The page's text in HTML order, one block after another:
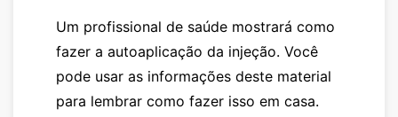
Um profissional de saúde mostrará como
fazer a autoaplicação da injeção. Você
pode usar as informações deste material
para lembrar como fazer isso em casa.